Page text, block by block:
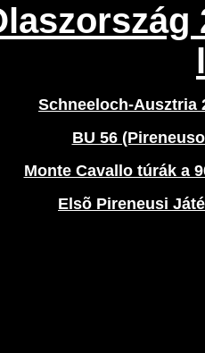
Schneeloch-Ausztria
BU 56
Monte Cavallo túrák a
Elsõ Pireneusi